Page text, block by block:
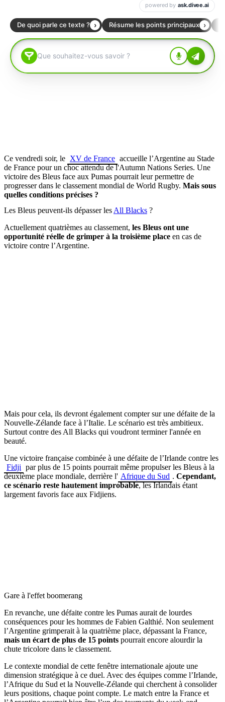
Ce vendredi soir, le XV de France accueille l’Argentine au Stade
de France pour un choc attendu de l'Autumn Nations Series. Une
victoire des Bleus face aux Pumas pourrait leur permettre de
progresser dans le classement mondial de World Rugby. Mais sous
quelles conditions précises ?
Les Bleus peuvent-ils dépasser les All Blacks ?
Actuellement quatrièmes au classement, les Bleus ont une
opportunité réelle de grimper à la troisième place en cas de
victoire contre l’Argentine.
Mais pour cela, ils devront également compter sur une défaite de la
Nouvelle-Zélande face à l’Italie. Le scénario est très ambitieux.
Surtout contre des All Blacks qui voudront terminer l'année en
beauté.
Une victoire française combinée à une défaite de l’Irlande contre les
Fidji par plus de 15 points pourrait même propulser les Bleus à la
deuxième place mondiale, derrière l' Afrique du Sud . Cependant,
ce scénario reste hautement improbable, les Irlandais étant
largement favoris face aux Fidjiens.
Gare à l'effet boomerang
En revanche, une défaite contre les Pumas aurait de lourdes
conséquences pour les hommes de Fabien Galthié. Non seulement
l’Argentine grimperait à la quatrième place, dépassant la France,
mais un écart de plus de 15 points pourrait encore alourdir la
chute tricolore dans le classement.
Le contexte mondial de cette fenêtre internationale ajoute une
dimension stratégique à ce duel. Avec des équipes comme l’Irlande,
l’Afrique du Sud et la Nouvelle-Zélande qui cherchent à consolider
leurs positions, chaque point compte. Le match entre la France et